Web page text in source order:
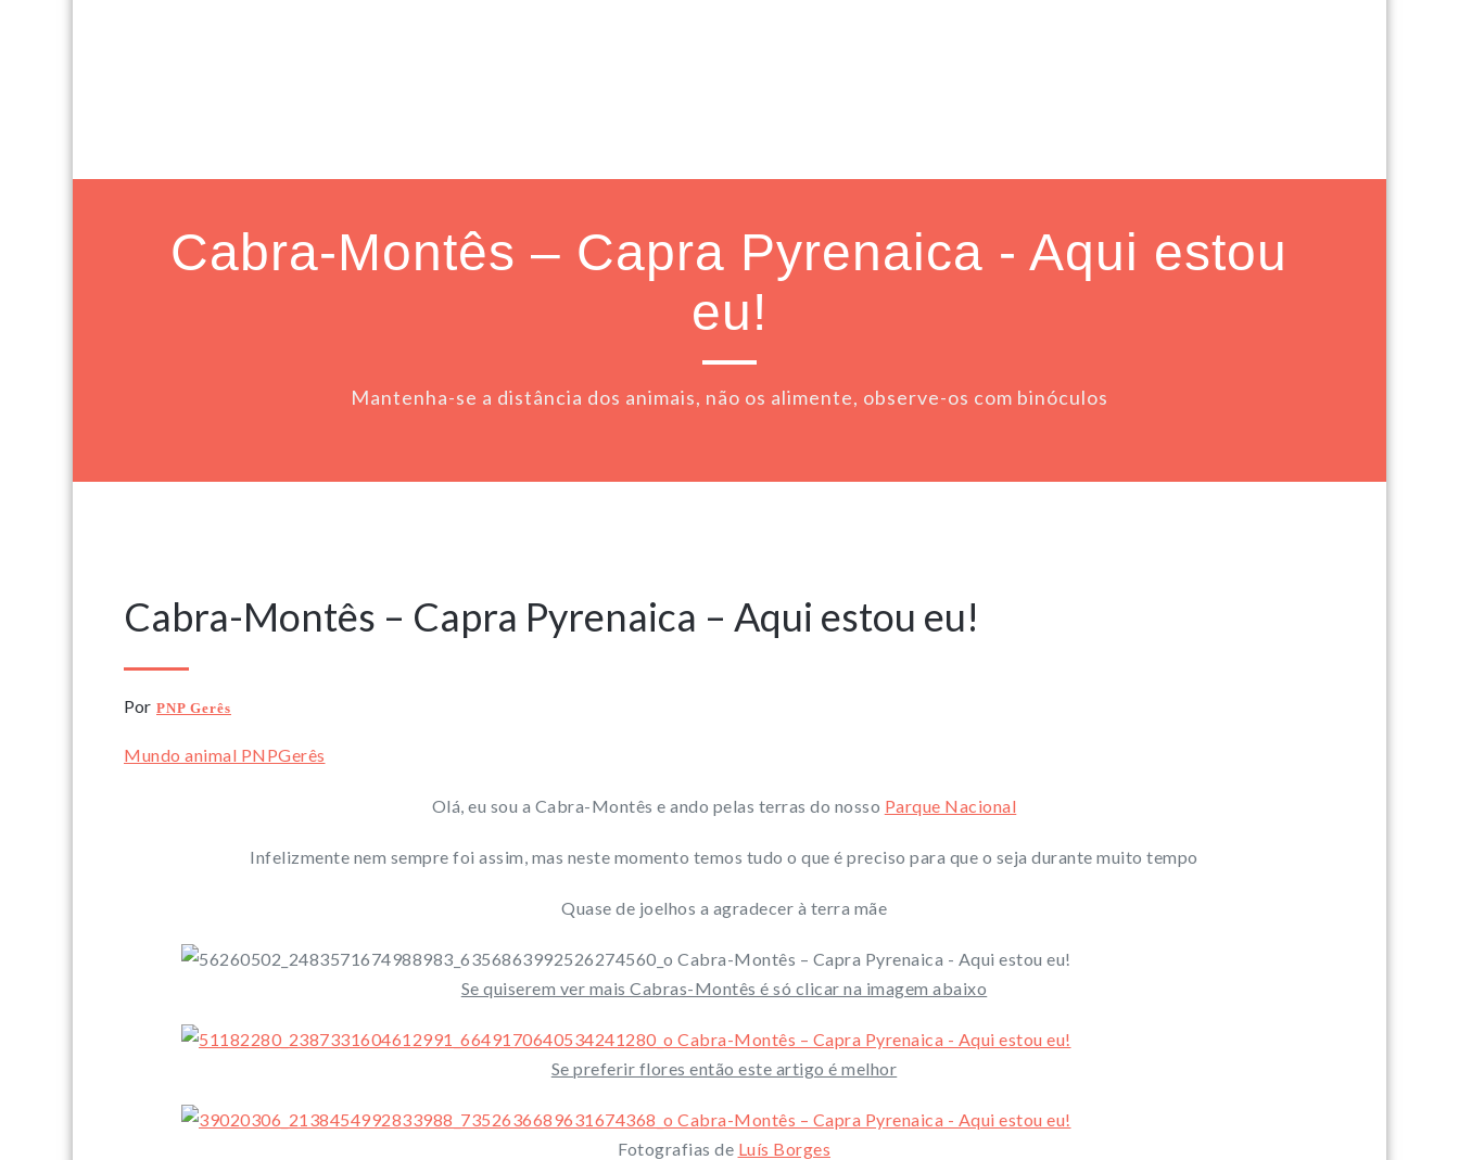
Cabra-Montês – Capra Pyrenaica - Aqui estou
eu!
Mantenha-se a distância dos animais, não os alimente, observe-os com binóculos
Cabra-Montês – Capra Pyrenaica – Aqui estou eu!
Por PNP Gerês
Mundo animal PNPGerês
Olá, eu sou a Cabra-Montês e ando pelas terras do nosso Parque Nacional
Infelizmente nem sempre foi assim, mas neste momento temos tudo o que é preciso para que o seja durante muito tempo
Quase de joelhos a agradecer à terra mãe
Se quiserem ver mais Cabras-Montês é só clicar na imagem abaixo
Se preferir flores então este artigo é melhor
Fotografias de Luís Borges